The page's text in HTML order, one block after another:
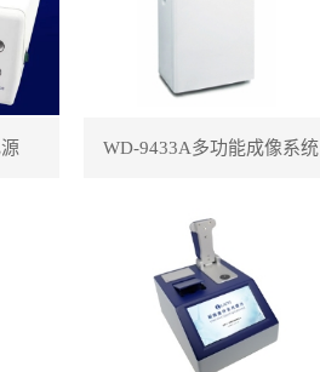
WD-9433A多功能成像系统